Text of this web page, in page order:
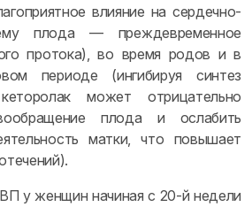
влияние на сердечно-
плода — преждевременное
протока), во время родов и в
периоде (ингибируя синтез
может отрицательно
плода и ослабить
матки, что повышает
у женщин начиная с 20-й недели